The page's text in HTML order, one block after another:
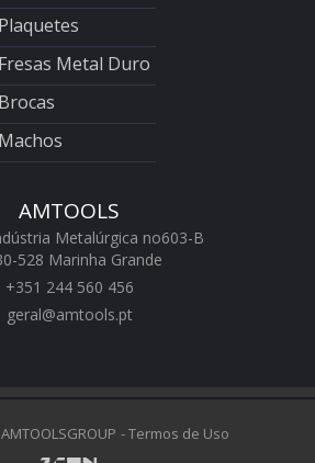
Plaquetes
Fresas Metal Duro
Brocas
Machos
AMTOOLS
Metalúrgica no603-B
528 Marinha Grande
+351 244 560 456
geral@amtools.pt
- Termos de Uso